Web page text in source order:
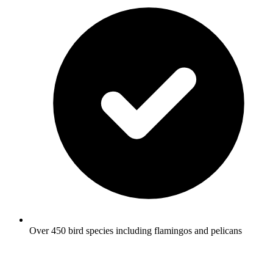
Over 450 bird species including flamingos and pelicans